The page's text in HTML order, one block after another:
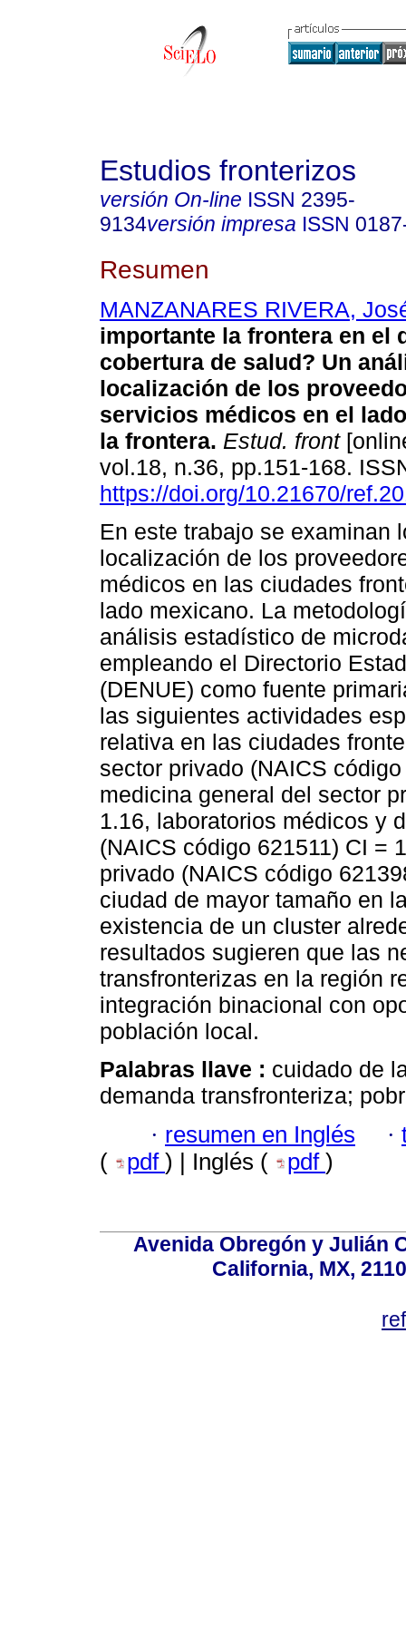
Estudios fronterizos
versión On-line ISSN 2395-
9134versión impresa ISSN
Resumen
MANZANARES RIVERA,
importante la frontera en el
cobertura de salud? Un
localización de los
servicios médicos en el
la frontera. Estud. front
vol.18, n.36, pp.151-168.
https://doi.org/10.21670/
En este trabajo se examinan
localización de los
médicos en las ciudades
lado mexicano. La
análisis estadístico de
empleando el Directorio
(DENUE) como fuente
las siguientes actividades
relativa en las ciudades
sector privado (NAICS
medicina general del sector
1.16, laboratorios médicos y
(NAICS código 621511) CI =
privado (NAICS código
ciudad de mayor tamaño en
existencia de un cluster
resultados sugieren que las
transfronterizas en la región
integración binacional con
población local.
Palabras llave : cuidado de
demanda transfronteriza;
· resumen en Inglés ·
(
pdf ) | Inglés ( pdf )
Avenida Obregón y Julián
California, MX,